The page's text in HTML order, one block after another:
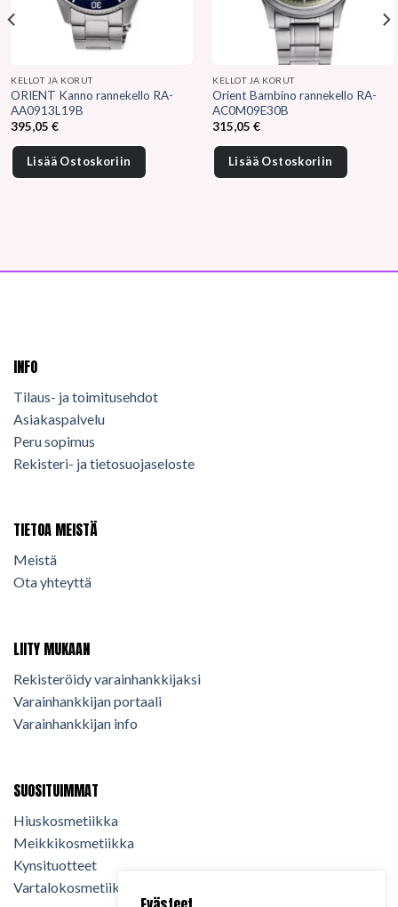
KELLOT JA KORUT
ORIENT Kanno rannekello RA-
AA0913L19B
395,05€
Lisää Ostoskoriin
KELLOT JA KORUT
Orient Bambino rannekello RA-
AC0M09E30B
315,05€
Lisää Ostoskoriin
INFO
Tilaus- ja toimitusehdot
Asiakaspalvelu
Peru sopimus
Rekisteri- ja tietosuojaseloste
TIETOA MEISTÄ
Meistä
Ota yhteyttä
LIITY MUKAAN
Rekisteröidy varainhankkijaksi
Varainhankkijan portaali
Varainhankkijan info
SUOSITUIMMAT
Hiuskosmetiikka
Meikkikosmetiikka
Kynsituotteet
Vartalokosmetiikka